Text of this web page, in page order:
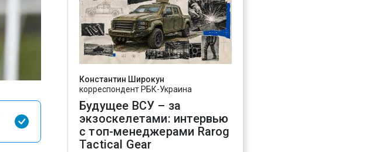
Константин Широкун
корреспондент РБК-Украина
Будущее ВСУ – за
экзоскелетами: интервью
с топ-менеджерами Rarog
Tactical Gear